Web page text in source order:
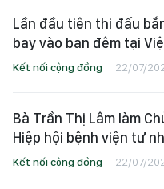
Lần đầu tiên thi đấu
bay vào ban đêm tại
Kết nối cộng đồng 22/07/
Bà Trần Thị Lâm làm
Hiệp hội bệnh viện tư
Kết nối cộng đồng 22/07/